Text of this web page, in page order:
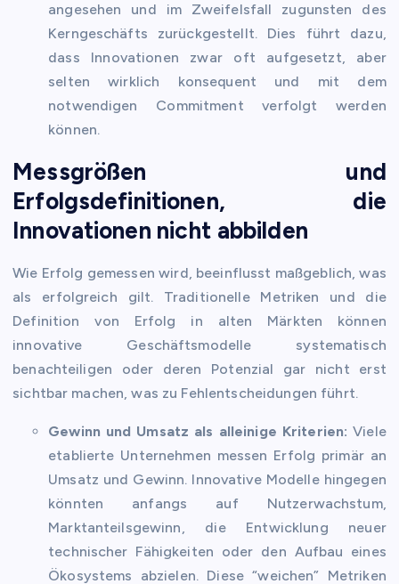
angesehen und im Zweifelsfall zugunsten des
Kerngeschäfts zurückgestellt. Dies führt dazu,
dass Innovationen zwar oft aufgesetzt, aber
selten wirklich konsequent und mit dem
notwendigen Commitment verfolgt werden
können.
Messgrößen und
Erfolgsdefinitionen, die
Innovationen nicht abbilden
Wie Erfolg gemessen wird, beeinflusst maßgeblich, was
als erfolgreich gilt. Traditionelle Metriken und die
Definition von Erfolg in alten Märkten können
innovative Geschäftsmodelle systematisch
benachteiligen oder deren Potenzial gar nicht erst
sichtbar machen, was zu Fehlentscheidungen führt.
Gewinn und Umsatz als alleinige Kriterien: Viele
etablierte Unternehmen messen Erfolg primär an
Umsatz und Gewinn. Innovative Modelle hingegen
könnten anfangs auf Nutzerwachstum,
Marktanteilsgewinn, die Entwicklung neuer
technischer Fähigkeiten oder den Aufbau eines
Ökosystems abzielen. Diese “weichen” Metriken